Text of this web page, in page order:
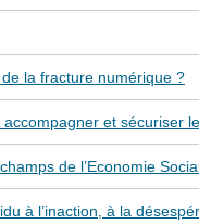
la fracture numérique ?
accompagner et
de l’Economie
à l’inaction, à la